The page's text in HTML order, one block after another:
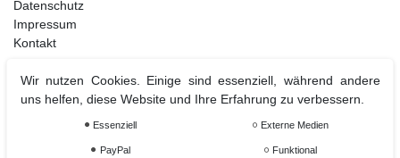
Datenschutz
Impressum
Kontakt
Christbaumschmuck
Christbaumkugel
Wir nutzen Cookies. Einige sind essenziell, während andere
uns helfen, diese Website und Ihre Erfahrung zu verbessern.
Essenziell Externe Medien
PayPal Funktional